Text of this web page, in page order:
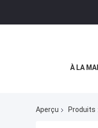
À LA
Aperçu Produits